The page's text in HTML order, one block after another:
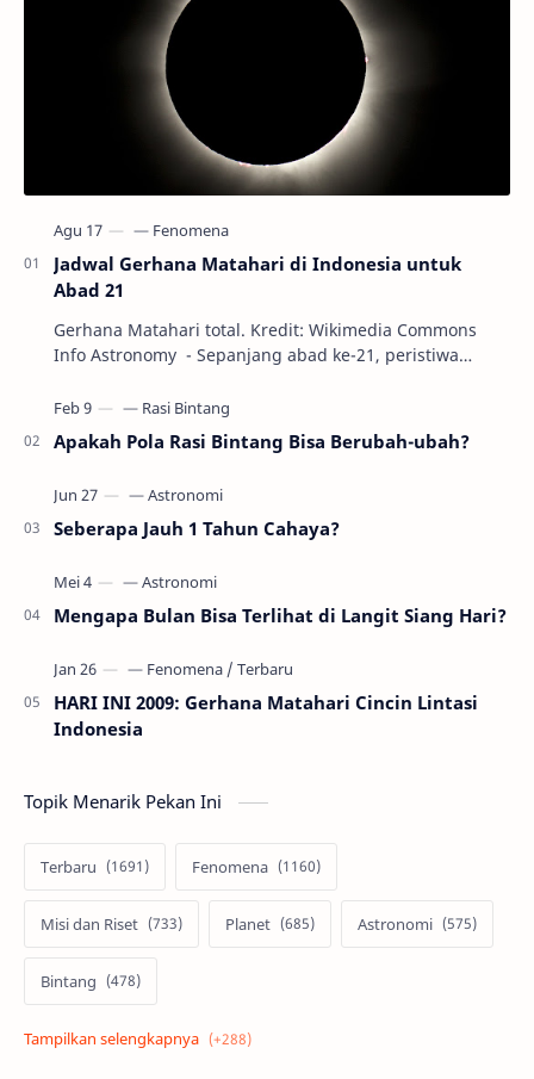
Jadwal Gerhana Matahari di Indonesia untuk
Abad 21
Gerhana Matahari total. Kredit: Wikimedia Commons
Info Astronomy - Sepanjang abad ke-21, peristiwa
Apakah Pola Rasi Bintang Bisa Berubah-ubah?
Seberapa Jauh 1 Tahun Cahaya?
Mengapa Bulan Bisa Terlihat di Langit Siang Hari?
HARI INI 2009: Gerhana Matahari Cincin Lintasi
Indonesia
Topik Menarik Pekan Ini
Terbaru Fenomena
Misi dan Riset Planet Astronomi
Bintang
Alam semesta Galaksi